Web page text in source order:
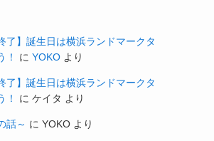
了】誕生日は横浜ランドマークタ
！
に YOKO より
了】誕生日は横浜ランドマークタ
！
に ケイタ より
話～ に YOKO より